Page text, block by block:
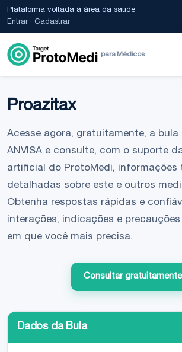
Plataforma voltada à área da saúde
Entrar· Cadastrar
para Médicos
Proazitax
Acesse agora, gratuitamente, a bula
ANVISA e consulte, com o suporte
artificial do ProtoMedi, informações
detalhadas sobre este e outros
Obtenha respostas rápidas e
interações, indicações e
em que você mais precisa.
Consultar gratuitamente
Dados da Bula